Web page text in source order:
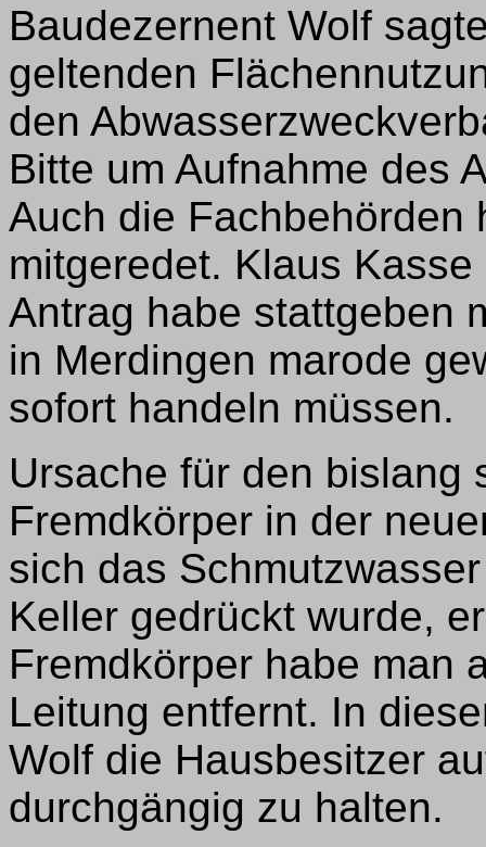
Baudezernent Wolf
geltenden
den
Bitte um Aufnahme des
Auch die Fachbehörden
mitgeredet. Klaus
Antrag habe stattgeben
in Merdingen marode
sofort handeln müssen.
Ursache für den bislang
Fremdkörper in der
sich das
Keller gedrückt wurde,
Fremdkörper habe man
Leitung entfernt. In
Wolf die Hausbesitzer
durchgängig zu halten.